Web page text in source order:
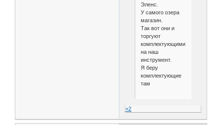
Эленс.
У самого озера
магазин.
Так вот они и
торгуют
комплектующими
на наш
инструмент.
Я беру
комплектующие
там
+2